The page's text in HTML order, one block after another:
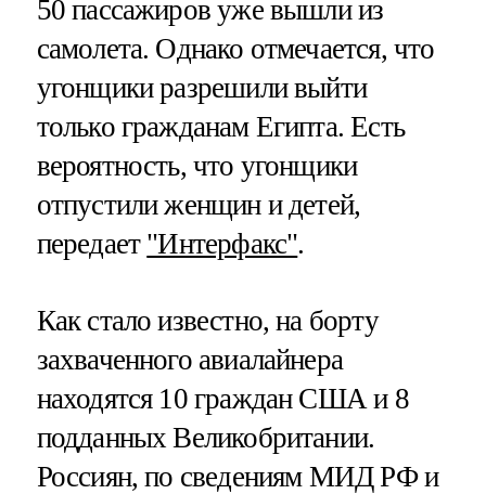
50 пассажиров уже вышли из
самолета. Однако отмечается, что
угонщики разрешили выйти
только гражданам Египта. Есть
вероятность, что угонщики
отпустили женщин и детей,
передает "Интерфакс".
Как стало известно, на борту
захваченного авиалайнера
находятся 10 граждан США и 8
подданных Великобритании.
Россиян, по сведениям МИД РФ и